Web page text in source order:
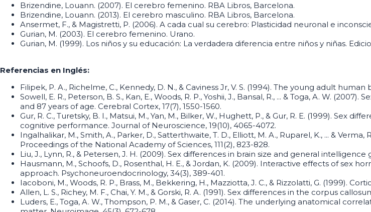
Brizendine, Louann. (2007). El cerebro femenino. RBA Libros, Barcelona.
Brizendine, Louann. (2013). El cerebro masculino. RBA Libros, Barcelona.
Ansermet, F., & Magistretti, P. (2006). A cada cual su cerebro: Plasticidad neuronal e
Gurian, M. (2003). El cerebro femenino. Urano.
Gurian, M. (1999). Los niños y su educación: La verdadera diferencia entre niños y niñas.
Referencias en Inglés:
Filipek, P. A., Richelme, C., Kennedy, D. N., & Caviness Jr, V. S. (1994). The young adult
Sowell, E. R., Peterson, B. S., Kan, E., Woods, R. P., Yoshii, J., Bansal, R., ... & Toga, A. W.
and 87 years of age. Cerebral Cortex, 17(7), 1550-1560.
Gur, R. C., Turetsky, B. I., Matsui, M., Yan, M., Bilker, W., Hughett, P., & Gur, R. E. (1999).
cognitive performance. Journal of Neuroscience, 19(10), 4065-4072.
Ingalhalikar, M., Smith, A., Parker, D., Satterthwaite, T. D., Elliott, M. A., Ruparel, K., ... &
Proceedings of the National Academy of Sciences, 111(2), 823-828.
Liu, J., Lynn, R., & Petersen, J. H. (2009). Sex differences in brain size and general intelligence
Hausmann, M., Schoofs, D., Rosenthal, H. E., & Jordan, K. (2009). Interactive effects of
approach. Psychoneuroendocrinology, 34(3), 389-401.
Iacoboni, M., Woods, R. P., Brass, M., Bekkering, H., Mazziotta, J. C., & Rizzolatti, G. (1999).
Allen, L. S., Richey, M. F., Chai, Y. M., & Gorski, R. A. (1991). Sex differences in the corpus
Luders, E., Toga, A. W., Thompson, P. M., & Gaser, C. (2014). The underlying anatomical